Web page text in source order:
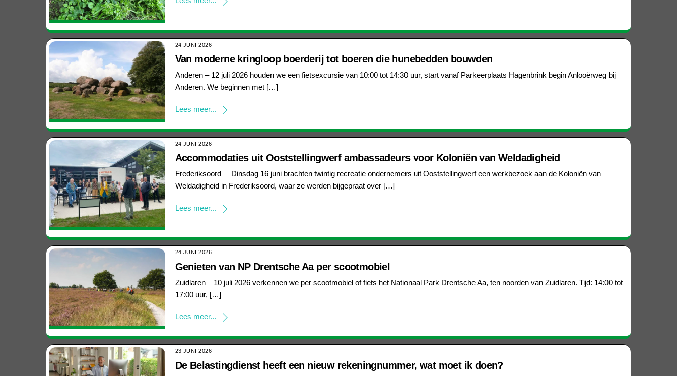
24 JUNI 2026
Van moderne kringloop boerderij tot boeren die hunebedden bouwden
Anderen – 12 juli 2026 houden we een fietsexcursie van 10:00 tot 14:30 uur, start vanaf Parkeerplaats Hagenbrink begin Anlooërweg bij
Anderen. We beginnen met […]
Lees meer...
24 JUNI 2026
Accommodaties uit Ooststellingwerf ambassadeurs voor Koloniën van Weldadigheid
Frederiksoord – Dinsdag 16 juni brachten twintig recreatie ondernemers uit Ooststellingwerf een werkbezoek aan de Koloniën van
Weldadigheid in Frederiksoord, waar ze werden bijgepraat over […]
Lees meer...
24 JUNI 2026
Genieten van NP Drentsche Aa per scootmobiel
Zuidlaren – 10 juli 2026 verkennen we per scootmobiel of fiets het Nationaal Park Drentsche Aa, ten noorden van Zuidlaren. Tijd: 14:00 tot
17:00 uur, […]
Lees meer...
23 JUNI 2026
De Belastingdienst heeft een nieuw rekeningnummer, wat moet ik doen?